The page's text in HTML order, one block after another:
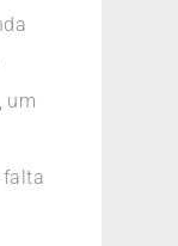
um
falta